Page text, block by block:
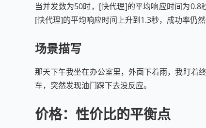
当并发数为50时，[快代理]的平均响应时间为0.8
[快代理]的平均响应时间上升到1.3秒，成功率仍
场景描写
那天下午我坐在办公室里，外面下着雨，我盯着
车，突然发现油门踩下去没反应。
价格：性价比的平衡点